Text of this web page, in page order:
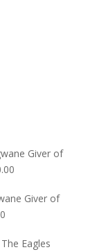
Giver of
Giver of
The Eagles